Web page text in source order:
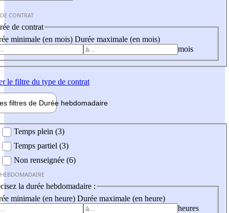
CONTRAT
de contrat
minimale (en mois) Durée maximale (en mois)
mois
le filtre du type de contrat
filtres de Durée hebdomadaire
Temps plein (3)
Temps partiel (3)
Non renseignée (6)
la durée hebdomadaire :
minimale (en heure) Durée maximale (en heure)
heures